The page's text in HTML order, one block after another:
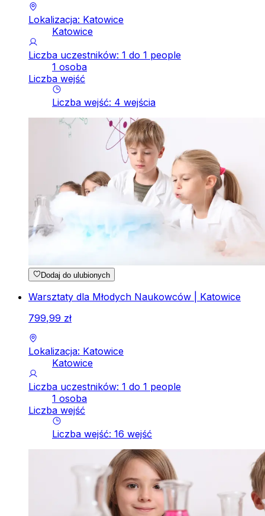
Lokalizacja: Katowice
Katowice
Liczba uczestników: 1 do 1 people
1 osoba
Liczba wejść
Liczba wejść: 4 wejścia
Dodaj do ulubionych
Warsztaty dla Młodych Naukowców | Katowice
799,99 zł
Lokalizacja: Katowice
Katowice
Liczba uczestników: 1 do 1 people
1 osoba
Liczba wejść
Liczba wejść: 16 wejść